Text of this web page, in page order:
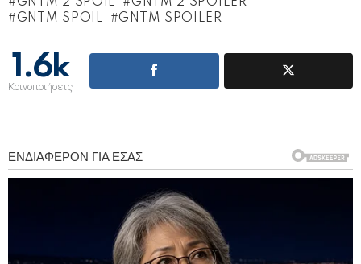
GNTM SPOIL
GNTM SPOILER
1.6k
Κοινοποιήσεις